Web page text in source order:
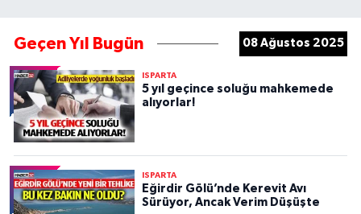
Geçen Yıl Bugün 08 Ağustos 2025
ISPARTA
5 yıl geçince soluğu mahkemede
alıyorlar!
ISPARTA
Eğirdir Gölü’nde Kerevit Avı
Sürüyor, Ancak Verim Düşüşte